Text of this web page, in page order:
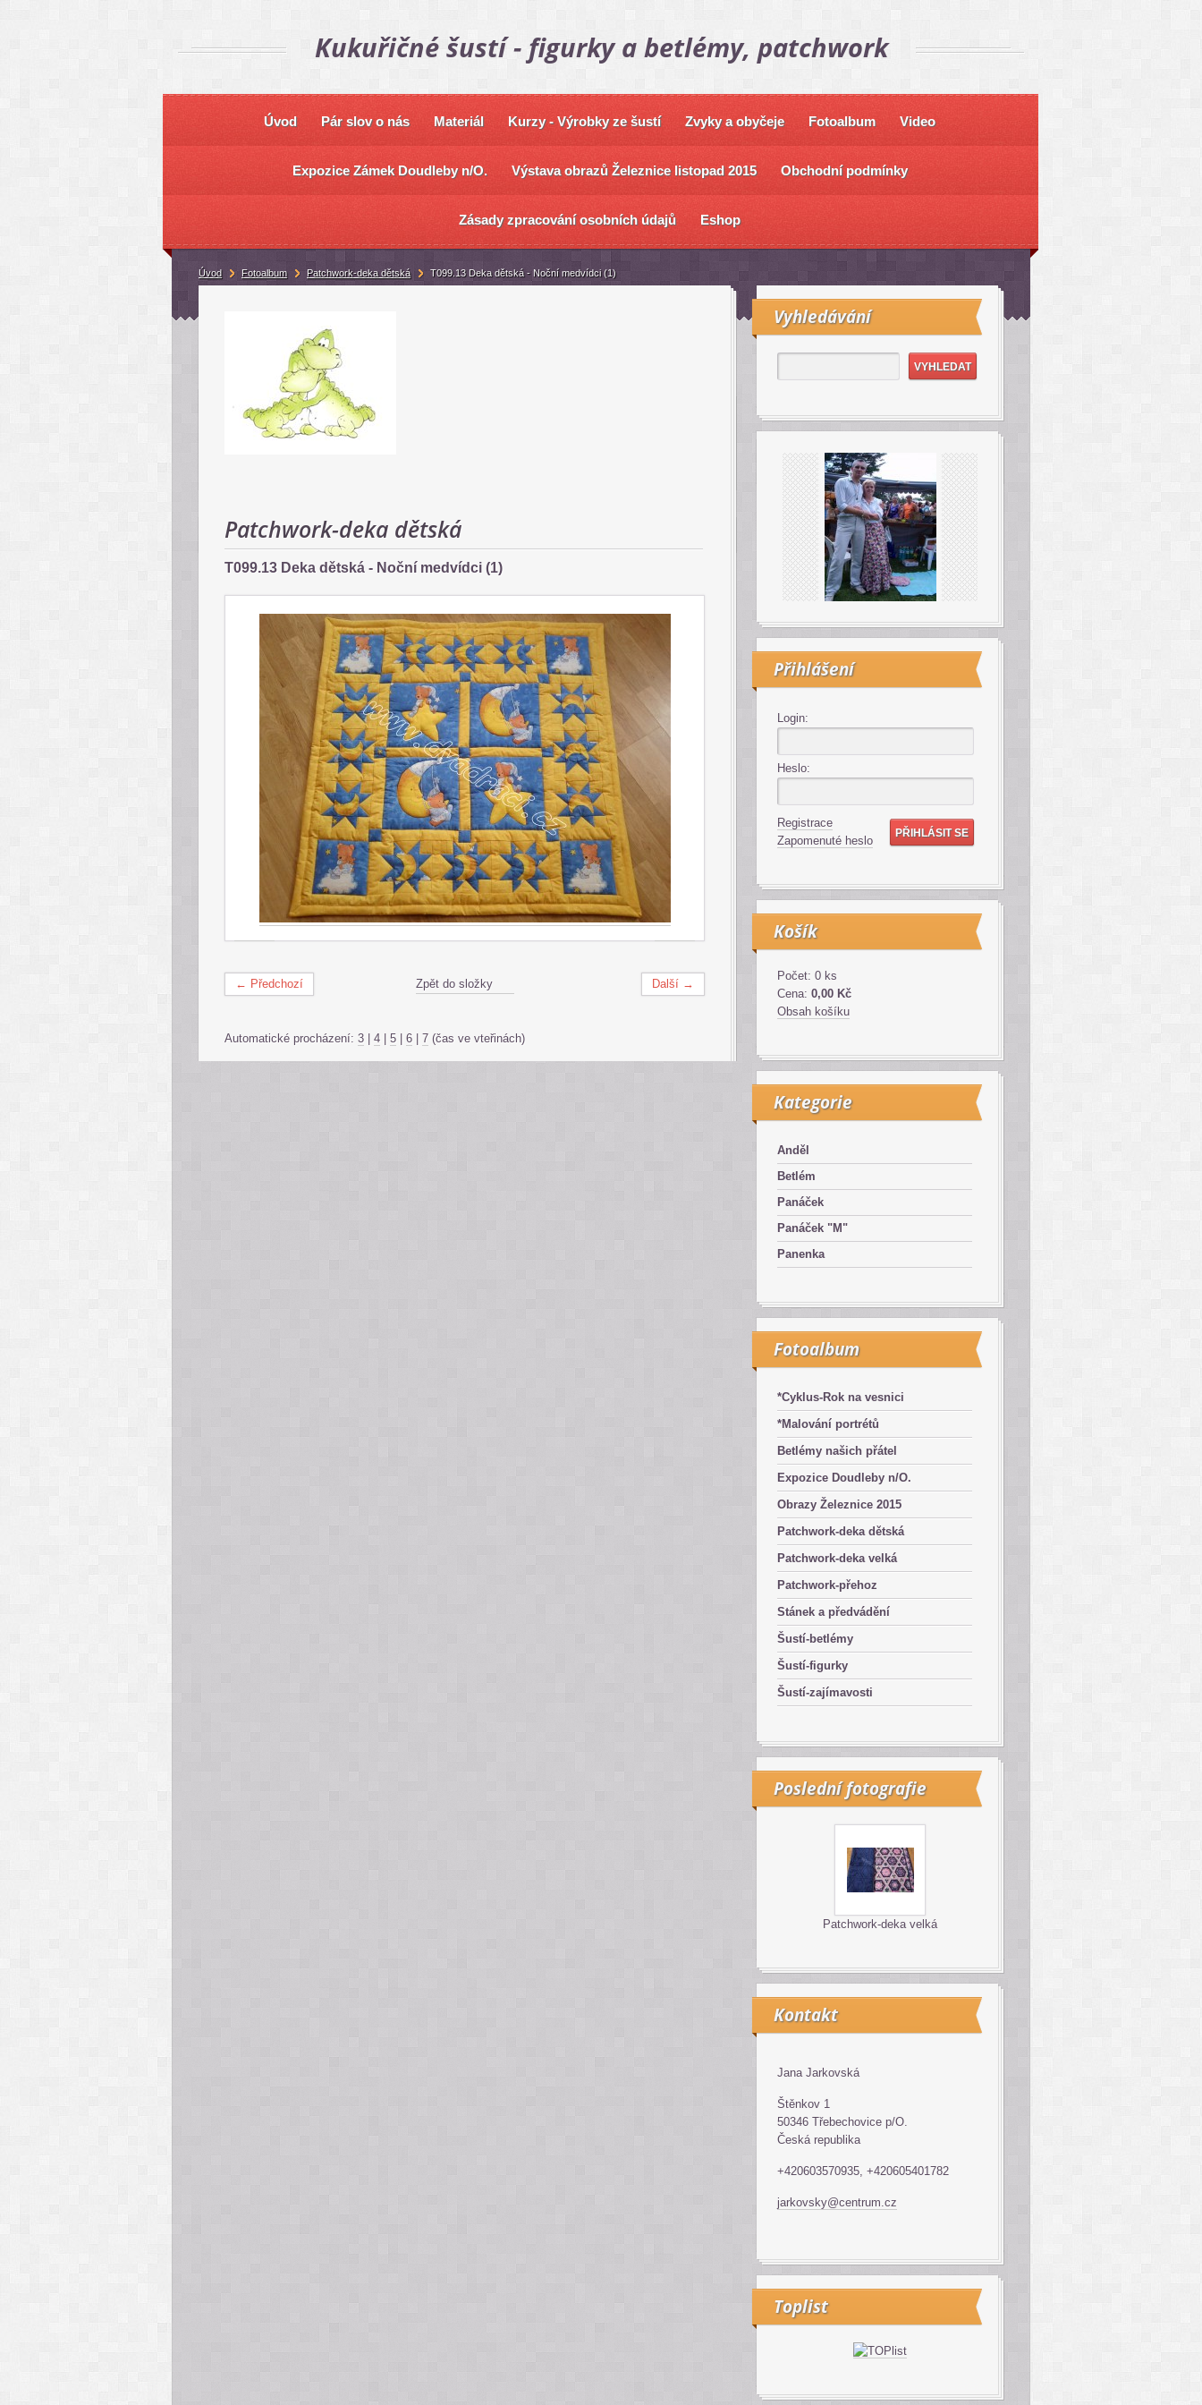
Kukuřičné šustí - figurky a betlémy, patchwork
Úvod Pár slov o nás Materiál Kurzy - Výrobky ze šustí Zvyky a obyčeje Fotoalbum Video
Expozice Zámek Doudleby n/O. Výstava obrazů Železnice listopad 2015 Obchodní podmínky
Zásady zpracování osobních údajů Eshop
Patchwork-deka dětská
T099.13 Deka dětská - Noční medvídci (1)
← Předchozí Další →
Zpět do složky
Automatické procházení: 3 4 5 6 7 (čas ve vteřinách)
Vyhledávání
Přihlášení
Login:
Heslo:
Registrace
Zapomenuté heslo
Košík
Počet: 0 ks
Cena: 0,00 Kč
Obsah košíku
Kategorie
Anděl
Betlém
Panáček
Panáček "M"
Panenka
Fotoalbum
*Cyklus-Rok na vesnici
*Malování portrétů
Betlémy našich přátel
Expozice Doudleby n/O.
Obrazy Železnice 2015
Patchwork-deka dětská
Patchwork-deka velká
Patchwork-přehoz
Stánek a předvádění
Šustí-betlémy
Šustí-figurky
Šustí-zajímavosti
Poslední fotografie
Patchwork-deka velká
Kontakt
Jana Jarkovská
Štěnkov 1
50346 Třebechovice p/O.
Česká republika
+420603570935, +420605401782
jarkovsky@centrum.cz
Toplist
Úvod Fotoalbum Patchwork-deka dětská T099.13 Deka dětská - Noční medvídci (1)